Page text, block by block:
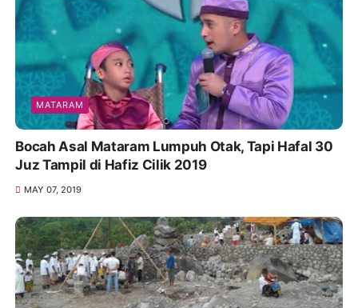
MATARAM
Bocah Asal Mataram Lumpuh Otak, Tapi Hafal 30
Juz Tampil di Hafiz Cilik 2019
MAY 07, 2019